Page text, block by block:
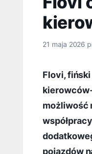
21 maja 2026
Flovi,
możliwość
pojazdów